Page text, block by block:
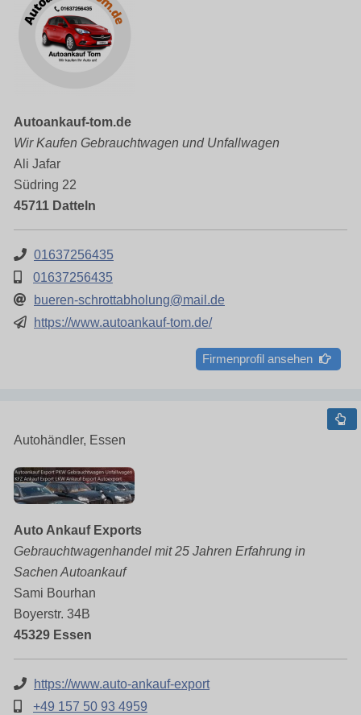
Autoankauf-tom.de
Wir Kaufen Gebrauchtwagen und Unfallwagen
Ali Jafar
Südring 22
45711 Datteln
01637256435
01637256435
bueren-schrottabholung@mail.de
https://www.autoankauf-tom.de/
Firmenprofil ansehen
Autohändler, Essen
Auto Ankauf Exports
Gebrauchtwagenhandel mit 25 Jahren Erfahrung in
Sachen Autoankauf
Sami Bourhan
Boyerstr. 34B
45329 Essen
https://www.auto-ankauf-export
+49 157 50 93 4959